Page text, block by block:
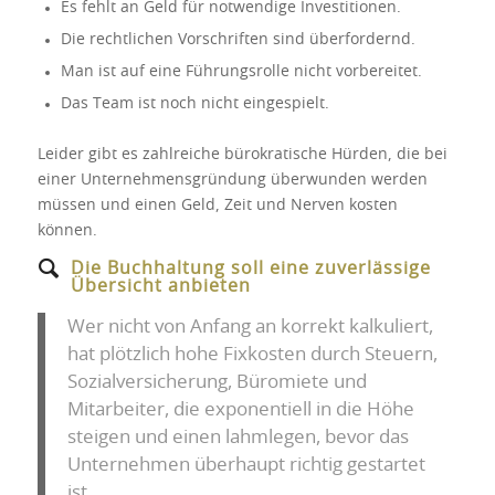
Es fehlt an Geld für notwendige Investitionen.
Die rechtlichen Vorschriften sind überfordernd.
Man ist auf eine Führungsrolle nicht vorbereitet.
Das Team ist noch nicht eingespielt.
Leider gibt es zahlreiche bürokratische Hürden, die bei
einer Unternehmensgründung überwunden werden
müssen und einen Geld, Zeit und Nerven kosten
können.
Die Buchhaltung soll eine zuverlässige
Übersicht anbieten
Wer nicht von Anfang an korrekt kalkuliert,
hat plötzlich hohe Fixkosten durch Steuern,
Sozialversicherung, Büromiete und
Mitarbeiter, die exponentiell in die Höhe
steigen und einen lahmlegen, bevor das
Unternehmen überhaupt richtig gestartet